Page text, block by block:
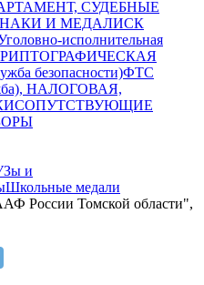
СУДЕБНЫЕ
И МЕДАЛИСК
исполнительная
безопасности)ФТС
НАЛОГОВАЯ,
СОПУТСТВУЮЩИЕ
и
Школьные медали
России Томской области",